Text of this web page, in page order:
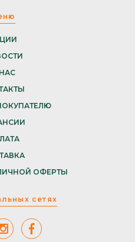
ОФЕРТЫ
сетях